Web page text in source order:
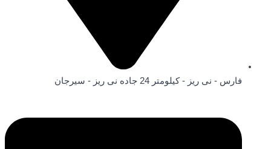
فارس - نی ریز - کیلومتر 24 جاده نی ریز - سیرجان